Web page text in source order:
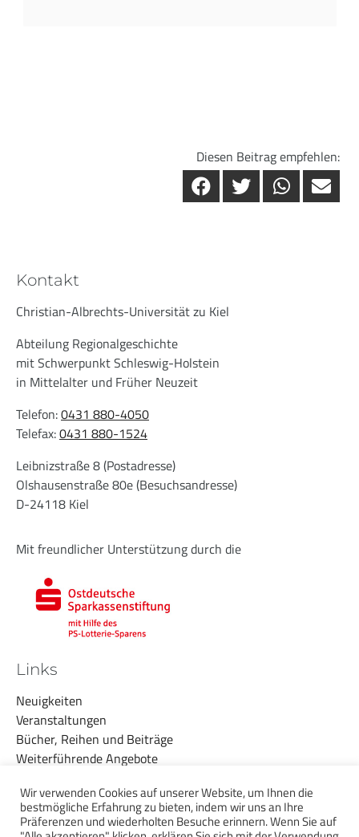
Diesen Beitrag empfehlen:
Kontakt
Christian-Albrechts-Universität zu Kiel
Abteilung Regionalgeschichte
mit Schwerpunkt Schleswig-Holstein
in Mittelalter und Früher Neuzeit
Telefon:0431 880-4050
Telefax:0431 880-1524
Leibnizstraße 8 (Postadresse)
Olshausenstraße 80e (Besuchsandresse)
D-24118 Kiel
Mit freundlicher Unterstützung durch die
Links
Neuigkeiten
Veranstaltungen
Bücher, Reihen und Beiträge
Weiterführende Angebote
Datenschutzerklärung
Impressum
Wir verwenden Cookies auf unserer Website, um Ihnen die
bestmögliche Erfahrung zu bieten, indem wir uns an Ihre
Präferenzen und wiederholten Besuche erinnern. Wenn Sie auf